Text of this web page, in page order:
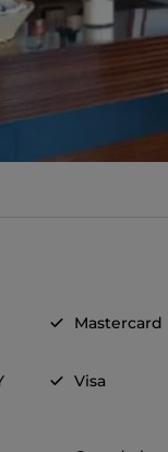
Mastercard
Visa